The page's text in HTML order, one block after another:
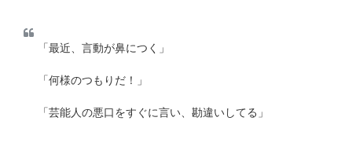
「最近、言動が鼻につく」
「何様のつもりだ！」
「芸能人の悪口をすぐに言い、勘違いしてる」